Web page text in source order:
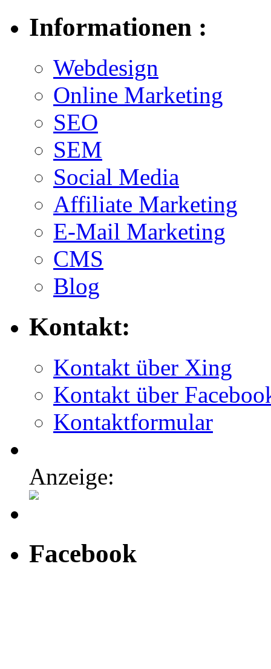
Informationen :
Webdesign
Online Marketing
SEO
SEM
Social Media
Affiliate Marketing
E-Mail Marketing
CMS
Blog
Kontakt:
Kontakt über Xing
Kontakt über
Kontaktformular
Anzeige:
Facebook